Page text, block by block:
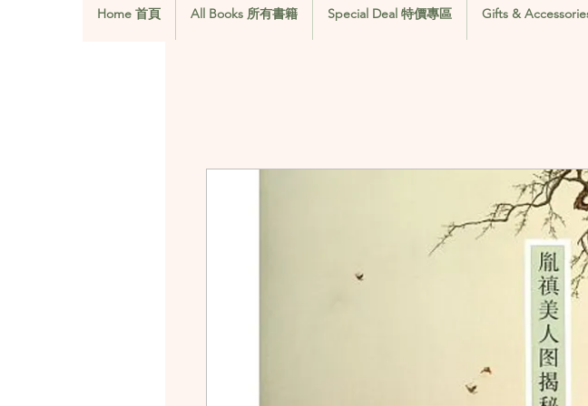
Home 首頁 All Books 所有書籍 Special Deal 特價專區 Gifts &
Home 首頁 All Books 所有書籍 Special Deal 特價專區 Gifts &